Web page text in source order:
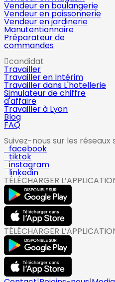
Vendeur en boulangerie
Vendeur en poissonnerie
Vendeur en jardinerie
Manutentionnaire
Préparateur de
commandes
candidat
Travailler
Travailler en Intérim
Travailler dans L'hotellerie
Simulateur de chiffre
d'affaire
Travailler à Lyon
Blog
FAQ
Suivez-nous sur les réseaux
facebook
tiktok
instagram
linkedin
TÉLÉCHARGER
TÉLÉCHARGER